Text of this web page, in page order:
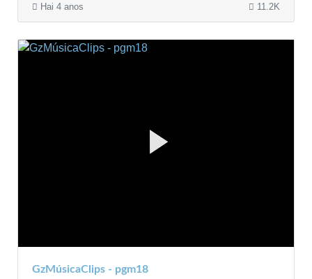
Hai 4 anos 11.2K
GzMúsicaClips - pgm18